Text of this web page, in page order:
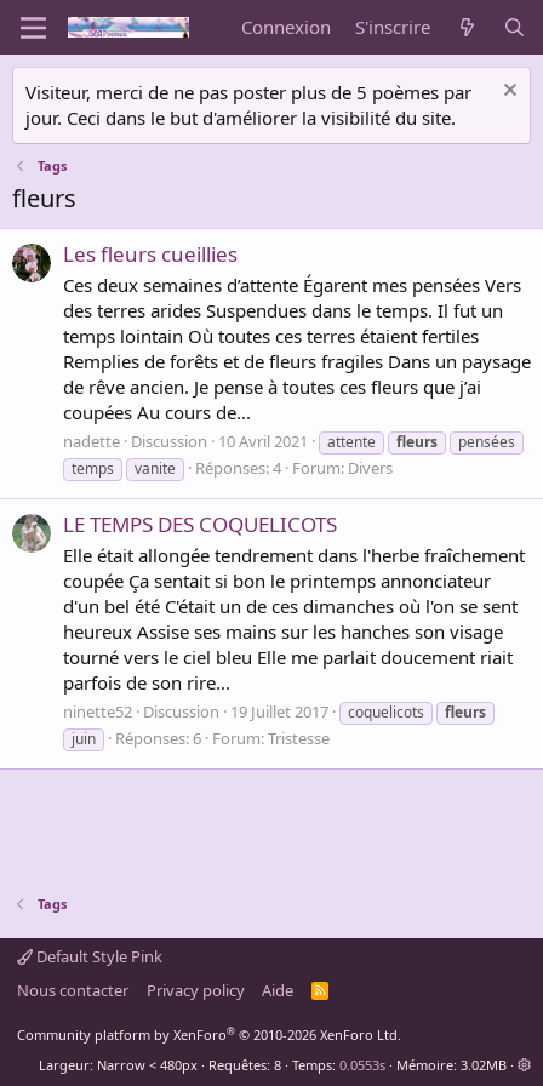
Connexion S'inscrire
Visiteur, merci de ne pas poster plus de 5 poèmes par
jour. Ceci dans le but d'améliorer la visibilité du site.
Tags
fleurs
Les fleurs cueillies
Ces deux semaines d’attente Égarent mes pensées Vers
des terres arides Suspendues dans le temps. Il fut un
temps lointain Où toutes ces terres étaient fertiles
Remplies de forêts et de fleurs fragiles Dans un paysage
de rêve ancien. Je pense à toutes ces fleurs que j’ai
coupées Au cours de...
nadette Discussion 10 Avril 2021 attente fleurs
pensées
temps
vanite Réponses: 4 Forum: Divers
LE TEMPS DES COQUELICOTS
Elle était allongée tendrement dans l'herbe fraîchement
coupée Ça sentait si bon le printemps annonciateur
d'un bel été C'était un de ces dimanches où l'on se sent
heureux Assise ses mains sur les hanches son visage
tourné vers le ciel bleu Elle me parlait doucement riait
parfois de son rire...
ninette52 Discussion 19 Juillet 2017 coquelicots
fleurs
juin
Réponses: 6 Forum:Tristesse
Tags
Default Style Pink
Nous contacter
Privacy policy Aide
R
Community platform by XenForo® © 2010-2026 XenForo Ltd.
Largeur
Requêtes 8 Temps 0.0553s Mémoire 3.02MB